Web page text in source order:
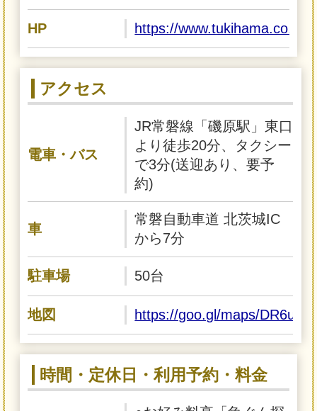
HP https://www.tukihama.co.jp
アクセス
電車・バス
JR常磐線「磯原駅」東口
より徒歩20分、タクシー
で3分(送迎あり、要予
約)
車
常磐自動車道 北茨城IC
から7分
駐車場 50台
地図 https://goo.gl/maps/
時間・定休日・利用予約・料金